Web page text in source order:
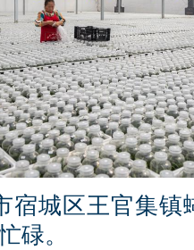
宿城区王官集
碌。